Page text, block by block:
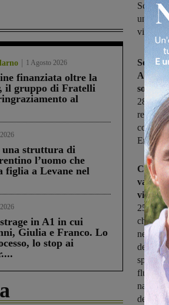
1 Agosto 2026
finanziata oltre la
il gruppo di Fratelli
al
una struttura di
l’uomo che
figlia a Levane nel
in A1 in cui
Giulia e Franco. Lo
lo stop ai
vince 3-
Arno
28, 16-
Empoli.
via
25-17 e
che
nel
dei tre
spalle
fluidità
nasce
delle